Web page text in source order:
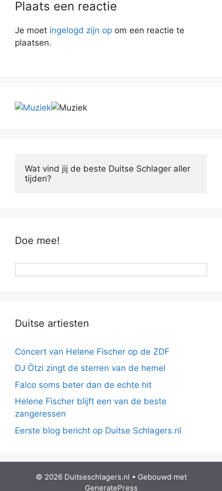
Plaats een reactie
Je moet ingelogd zijn op om een reactie te
plaatsen.
Wat vind jij de beste Duitse Schlager aller
tijden?
Doe mee!
Duitse artiesten
Concert van Helene Fischer op de ZDF
DJ Ötzi zingt de sterren van de hemel
Falco soms beter dan de echte hit
Helene Fischer blijft een van de beste
zangeressen
Eerste blog bericht op Duitse Schlagers.nl
© 2026 Duitseschlagers.nl • Gebouwd met
GeneratePress